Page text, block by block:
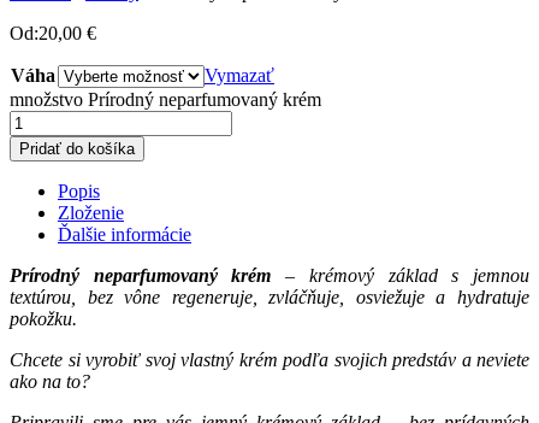
Od:20,00 €
Váha
Vymazať
množstvo Prírodný neparfumovaný krém
Pridať do košíka
Popis
Zloženie
Ďalšie informácie
Prírodný neparfumovaný krém – krémový základ s jemnou
textúrou, bez vône regeneruje, zvláčňuje, osviežuje a hydratuje
pokožku.
Chcete si vyrobiť svoj vlastný krém podľa svojich predstáv a neviete
ako na to?